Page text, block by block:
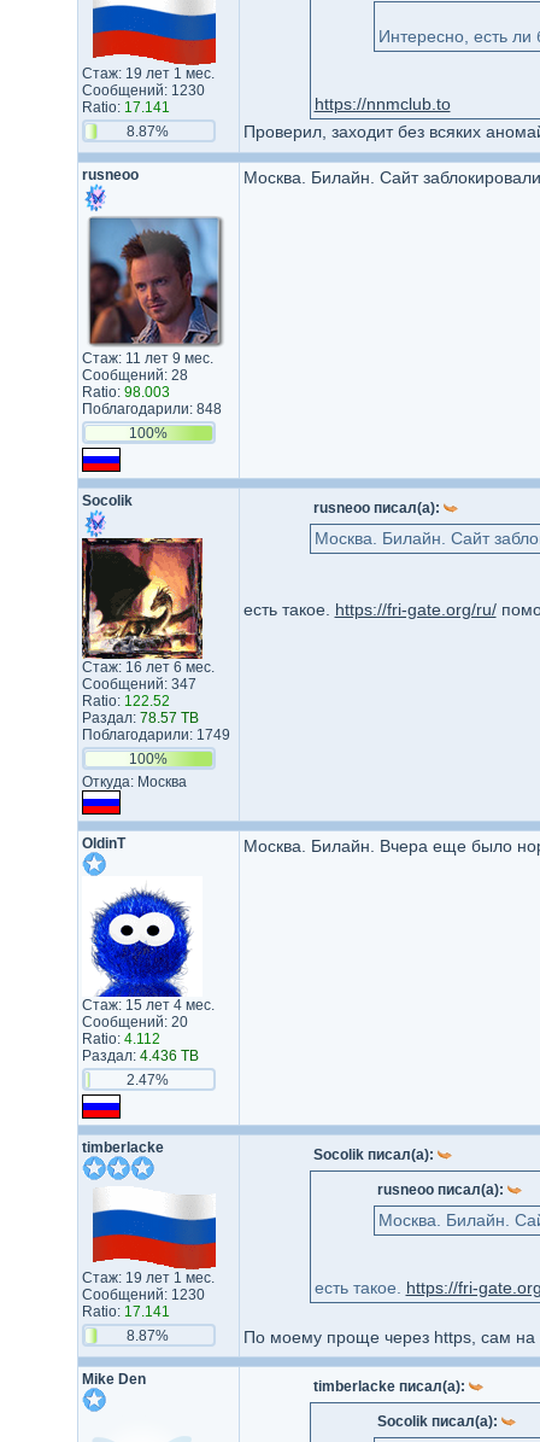
Стаж: 19 лет 1 мес.
Сообщений: 1230
Ratio: 17.141
8.87%
Интересно, есть
https://nnmclub.to
Проверил, заходит без всяких
rusneoo
Стаж: 11 лет 9 мес.
Сообщений: 28
Ratio: 98.003
Поблагодарили: 848
100%
Москва. Билайн. Сайт
Socolik
Стаж: 16 лет 6 мес.
Сообщений: 347
Ratio: 122.52
Раздал: 78.57 TB
Поблагодарили: 1749
100%
Откуда: Москва
rusneoo писал(а):
Москва. Билайн. Сайт
есть такое. https://fri-gate.org/ru/
OldinT
Стаж: 15 лет 4 мес.
Сообщений: 20
Ratio: 4.112
Раздал: 4.436 TB
2.47%
Москва. Билайн. Вчера еще было
timberlacke
Стаж: 19 лет 1 мес.
Сообщений: 1230
Ratio: 17.141
8.87%
Socolik писал(а):
rusneoo писал(а):
Москва. Билайн.
есть такое. https://fri-
По моему проще через https, сам на
Mike Den timberlacke писал(а):
Socolik писал(а):